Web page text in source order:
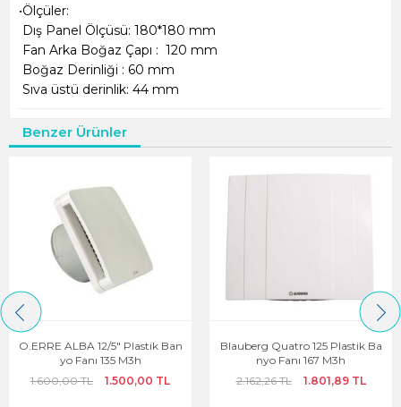
•Ölçüler:
Dış Panel Ölçüsü: 180*180 mm
Fan Arka Boğaz Çapı : 120 mm
Boğaz Derinliği : 60 mm
Sıva üstü derinlik: 44 mm
Benzer Ürünler
O.ERRE ALBA 12/5" Plastik Ban
Yo Fanı 135 M3h
1.600,00 TL
1.500,00 TL
Blauberg Quatro 125 Plastik Ba
Nyo Fanı 167 M3h
2.162,26 TL
1.801,89 TL